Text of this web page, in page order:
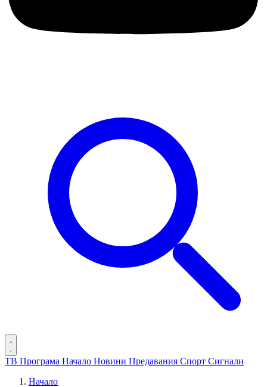
ТВ Програма Начало Новини Предавания Спорт Сигнали
Начало